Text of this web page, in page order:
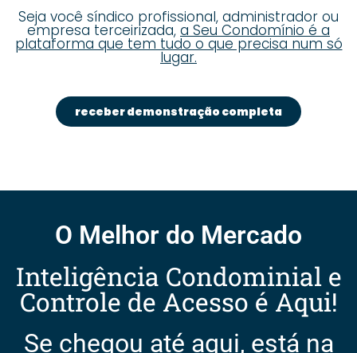
Seja você síndico profissional, administrador ou
empresa terceirizada, a Seu Condomínio é a
plataforma que tem tudo o que precisa num só
lugar.
receber demonstração completa
O Melhor do Mercado
Inteligência Condominial e
Controle de Acesso é Aqui!
Se chegou até aqui, está na